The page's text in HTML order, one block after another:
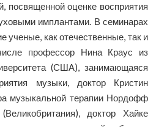
посвященной оценке восприятия
имплантами. В семинарах
ученые, как отечественные, так и
профессор Нина Краус из
(США), занимающаяся
музыки, доктор Кристин
музыкальной терапии Нордофф
доктор Хайке